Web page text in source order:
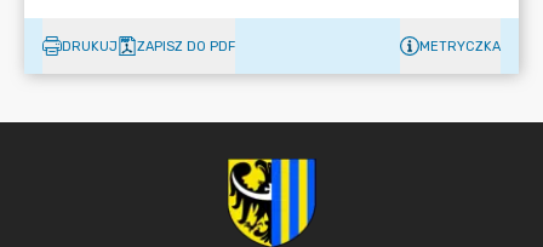
DRUKUJ ZAPISZ DO PDF METRYCZKA